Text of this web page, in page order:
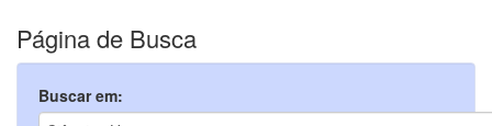
Página de Busca
Buscar em: